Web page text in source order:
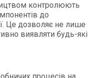
контролюють
до
Це дозволяє не лише
виявляти будь-які